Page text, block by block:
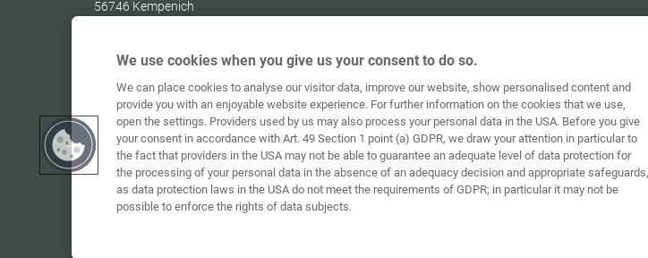
56746 Kempenich
We use cookies when you give us your consent to do so.
We can place cookies to analyse our visitor data, improve our website, show personalised content and
provide you with an enjoyable website experience. For further information on the cookies that we use,
open the settings. Providers used by us may also process your personal data in the USA. Before you give
your consent in accordance with Art. 49 Section 1 point (a) GDPR, we draw your attention in particular to
the fact that providers in the USA may not be able to guarantee an adequate level of data protection for
the processing of your personal data in the absence of an adequacy decision and appropriate safeguards,
as data protection laws in the USA do not meet the requirements of GDPR; in particular it may not be
possible to enforce the rights of data subjects.